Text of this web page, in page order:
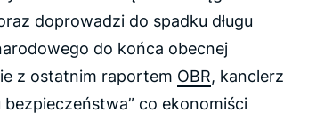
doprowadzi do spadku długu
do końca obecnej
z ostatnim raportem OBR, kanclerz
co ekonomiści